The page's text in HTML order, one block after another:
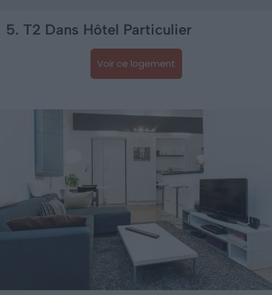
5. T2 Dans Hôtel Particulier
Voir ce logement